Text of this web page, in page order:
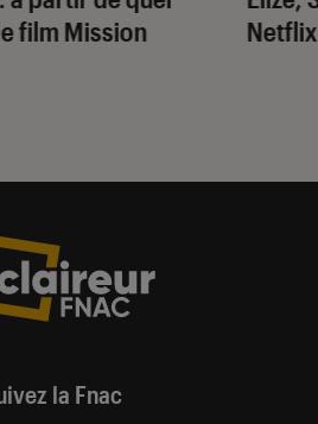
film Mission
la Fnac